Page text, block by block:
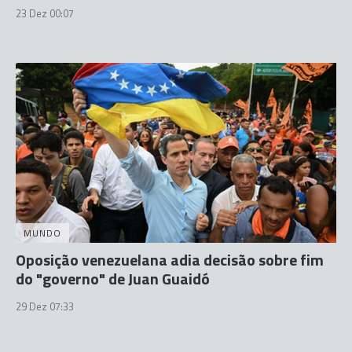
23 Dez 00:07
MUNDO
Oposição venezuelana adia decisão sobre fim
do "governo" de Juan Guaidó
29 Dez 07:33